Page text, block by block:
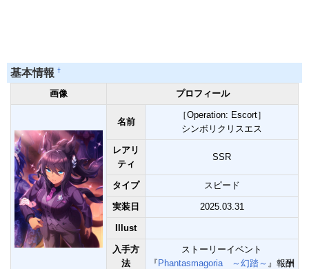
基本情報 †
画像 プロフィール
名前
［Operation: Escort］
シンボリクリスエス
レアリ
ティ
SSR
タイプ スピード
実装日 2025.03.31
Illust
入手方
法
ストーリーイベント
『Phantasmagoria ～幻踏～ 』報酬